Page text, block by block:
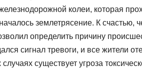
колеи, которая
землетрясение. К счастью,
определить причину
сигнал тревоги, и все жители
существует угроза